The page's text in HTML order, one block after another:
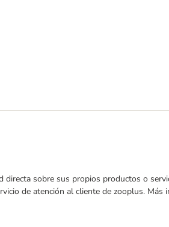
sobre sus propios productos o
de atención al cliente de zooplus. Más